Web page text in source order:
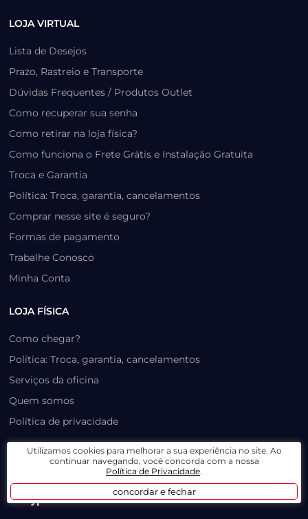
LOJA VIRTUAL
Lista de Desejos
Prazo, Rastreio e Transporte
Dúvidas Frequentes / Produtos Outlet
Como recuperar sua senha
Como retirar na loja física?
Como funciona o Frete Grátis e Instalação Gratuita
Troca e Garantia
Política: Troca, garantia, cancelamentos
Comprar nesse site é seguro?
Formas de pagamento
Trabalhe Conosco
Minha Conta
LOJA FÍSICA
Como chegar?
Política: Troca, garantia, cancelamentos
Serviços da oficina
Quem somos
Política de privacidade
CERTIFICADOS E SEGURANÇA
Utilizamos cookies para melhorar a sua experiência no site. Ao
continuar navegando, você concorda com a nossa
Política de Privacidade.
concordar e fechar